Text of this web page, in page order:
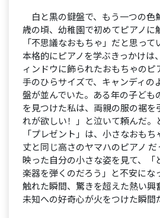
白と黒の鍵盤で、もう一つの色
歳の頃、幼稚園で初めてピアノに
「不思議なおもちゃ」だと思っ
本格的にピアノを学ぶきっかけは
ィンドウに飾られたおもちゃのピ
手のひらサイズで、キャンディの
盤が並んでいた。ある年の子ども
を見つけた私は、両親の服の裾を
れが欲しい！」と泣いて頼んだ。
「プレゼント」は、小さなおも
丈と同じ高さのヤマハのピアノ
映った自分の小さな姿を見て、「
楽器を弾くのだろう」と不安にな
触れた瞬間、驚きを超えた熱い興
未知への好奇心が火をつけた瞬間